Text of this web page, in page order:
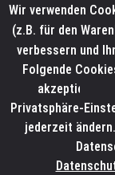
Wir verwenden
(z.B. für den
verbessern und
Folgende
akzeptieren.
Privatsphäre-
jederzeit